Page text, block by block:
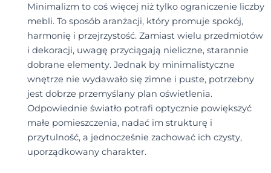
Minimalizm to coś więcej niż tylko ograniczenie liczby
mebli. To sposób aranżacji, który promuje spokój,
harmonię i przejrzystość. Zamiast wielu przedmiotów
i dekoracji, uwagę przyciągają nieliczne, starannie
dobrane elementy. Jednak by minimalistyczne
wnętrze nie wydawało się zimne i puste, potrzebny
jest dobrze przemyślany plan oświetlenia.
Odpowiednie światło potrafi optycznie powiększyć
małe pomieszczenia, nadać im strukturę i
przytulność, a jednocześnie zachować ich czysty,
uporządkowany charakter.